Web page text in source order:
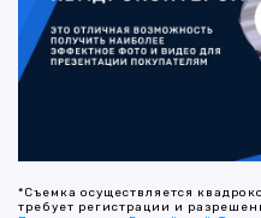
*Съемка осуществляется
требует регистрации и